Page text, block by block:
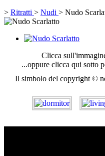
> Ritratti > Nudi > Nudo
Clicca
...oppure clicca qui sotto
Il simbolo del copyright ©